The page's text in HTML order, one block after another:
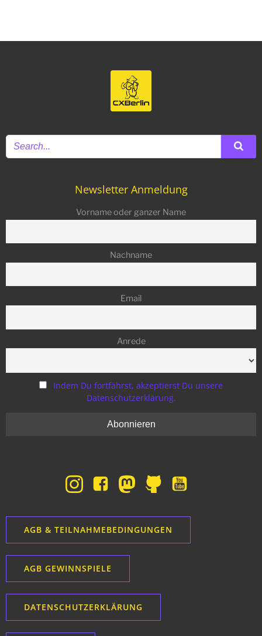
Newsletter Anmeldung
Vorname oder ganzer Name
Nachname
Email
Anrede
Indem Du fortfährst, akzeptierst Du unsere
Datenschutzerklärung.
AGB & TEILNAHMEBEDINGUNGEN
AGB GEWINNSPIELE
DATENSCHUTZERKLÄRUNG